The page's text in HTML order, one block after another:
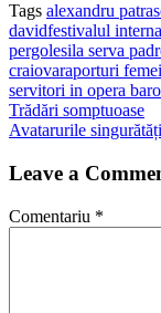
Tags alexandru
davidfestivalul
pergolesila serva
craiovaraporturi
servitori in opera
Trădări somptuoase
Avatarurile
Leave a
Comentariu *